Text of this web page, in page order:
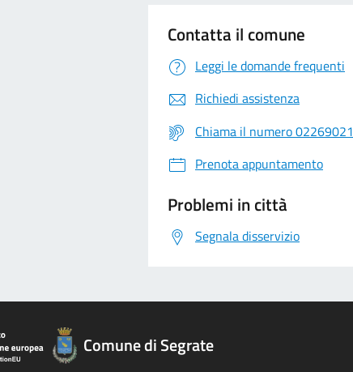
Contatta il comune
Leggi le domande frequenti
Richiedi assistenza
Chiama il numero 02269021
Prenota appuntamento
Problemi in città
Segnala disservizio
Comune di Segrate